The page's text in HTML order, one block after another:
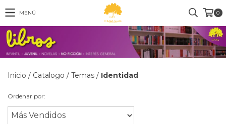
MENÚ 0
Inicio / Catalogo / Temas / Identidad
Ordenar por: